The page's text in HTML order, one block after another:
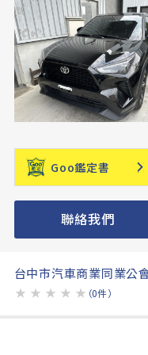
Goo鑑定書
聯絡我們
台中市汽車商業同業公
★ ★ ★ ★ ★ （0件）